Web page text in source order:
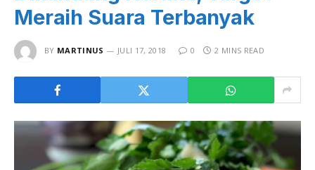
Meraih Suara Terbanyak
BY MARTINUS JULI 17, 2018 0 2 MINS READ